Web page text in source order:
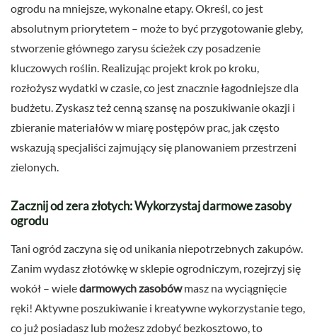
ogrodu na mniejsze, wykonalne etapy. Określ, co jest
absolutnym priorytetem – może to być przygotowanie gleby,
stworzenie głównego zarysu ścieżek czy posadzenie
kluczowych roślin. Realizując projekt krok po kroku,
rozłożysz wydatki w czasie, co jest znacznie łagodniejsze dla
budżetu. Zyskasz też cenną szansę na poszukiwanie okazji i
zbieranie materiałów w miarę postępów prac, jak często
wskazują specjaliści zajmujący się planowaniem przestrzeni
zielonych.
Zacznij od zera złotych: Wykorzystaj darmowe zasoby
ogrodu
Tani ogród zaczyna się od unikania niepotrzebnych zakupów.
Zanim wydasz złotówkę w sklepie ogrodniczym, rozejrzyj się
wokół – wieledarmowych zasobówmasz na wyciągnięcie
ręki! Aktywne poszukiwanie i kreatywne wykorzystanie tego,
co już posiadasz lub możesz zdobyć bezkosztowo, to